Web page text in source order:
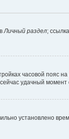
Личный раздел;
часовой пояс на
удачный момент
установлено